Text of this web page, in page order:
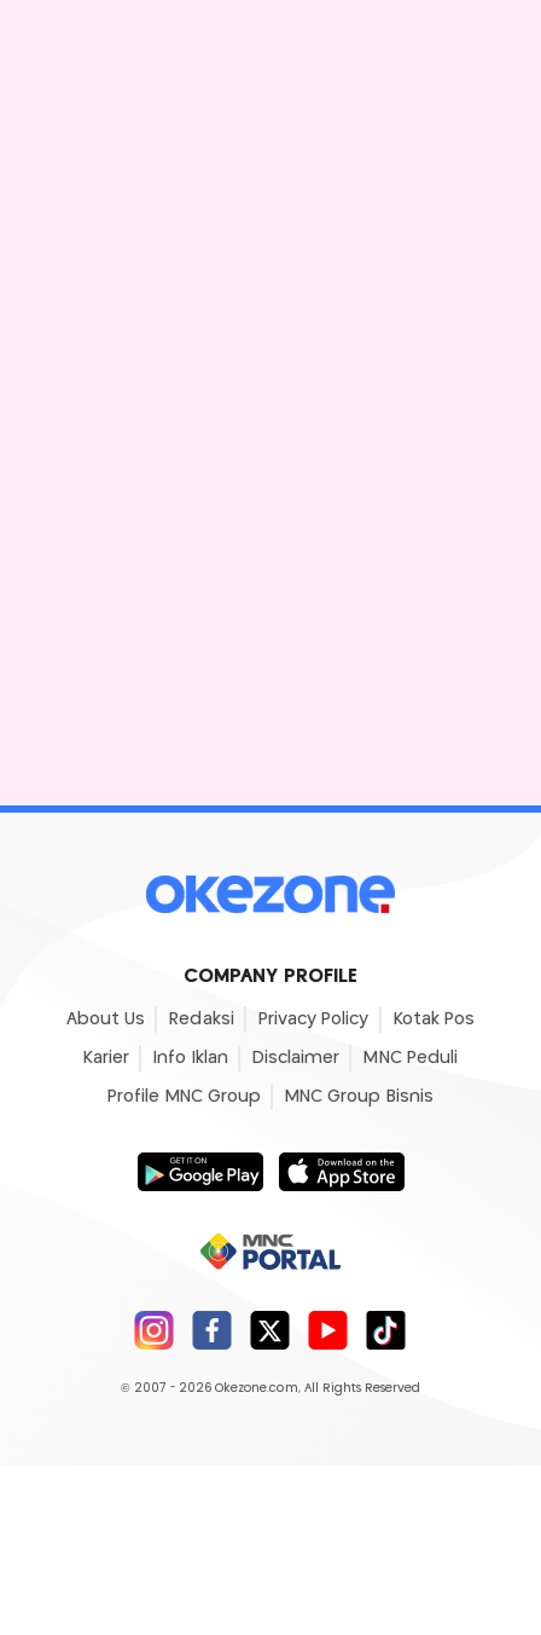
COMPANY PROFILE
About Us Redaksi Privacy Policy Kotak Pos
Karier Info Iklan Disclaimer MNC Peduli
Profile MNC Group MNC Group Bisnis
© 2007 - 2026 Okezone.com, All Rights Reserved